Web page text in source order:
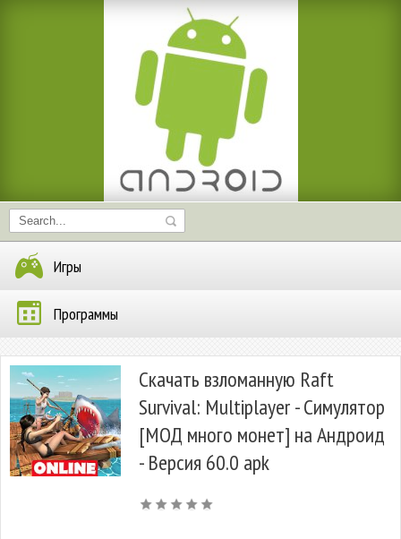
Игры
Программы
Скачать взломанную Raft
Survival: Multiplayer - Симулятор
[МОД много монет] на Андроид
- Версия 60.0 apk